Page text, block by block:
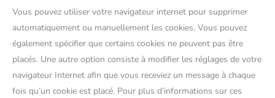
Vous pouvez utiliser votre navigateur internet pour supprimer
automatiquement ou manuellement les cookies. Vous pouvez
également spécifier que certains cookies ne peuvent pas être
placés. Une autre option consiste à modifier les réglages de votre
navigateur Internet afin que vous receviez un message à chaque
fois qu’un cookie est placé. Pour plus d’informations sur ces